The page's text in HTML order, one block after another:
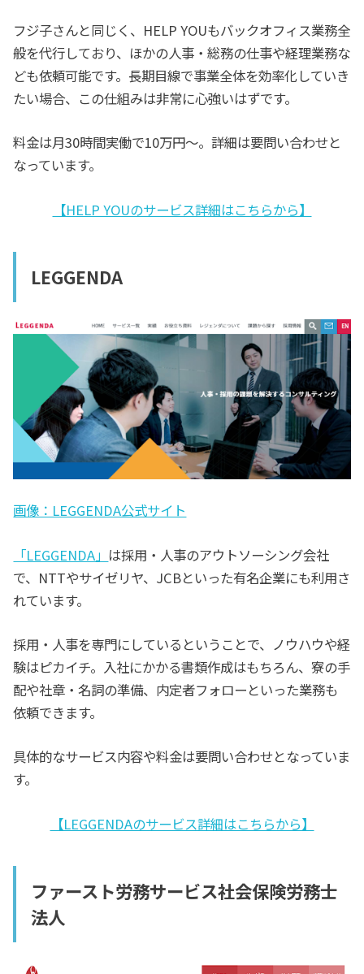
フジ子さんと同じく、HELP YOUもバックオフィス業務全
般を代行しており、ほかの人事・総務の仕事や経理業務な
ども依頼可能です。長期目線で事業全体を効率化していき
たい場合、この仕組みは非常に心強いはずです。
料金は月30時間実働で10万円～。詳細は要問い合わせと
なっています。
【HELP YOUのサービス詳細はこちらから】
LEGGENDA
画像：LEGGENDA公式サイト
「LEGGENDA」 は採用・人事のアウトソーシング会社
で、NTTやサイゼリヤ、JCBといった有名企業にも利用さ
れています。
採用・人事を専門にしているということで、ノウハウや経
験はピカイチ。入社にかかる書類作成はもちろん、寮の手
配や社章・名詞の準備、内定者フォローといった業務も
依頼できます。
具体的なサービス内容や料金は要問い合わせとなっていま
す。
【LEGGENDAのサービス詳細はこちらから】
ファースト労務サービス社会保険労務士
法人